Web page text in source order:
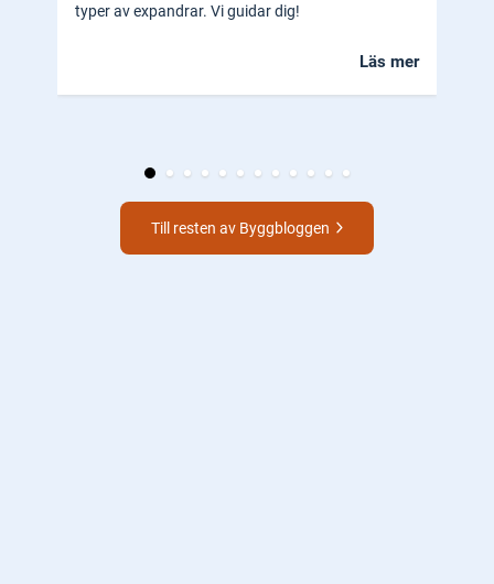
typer av expandrar. Vi guidar dig!
Läs mer
Till resten av Byggbloggen